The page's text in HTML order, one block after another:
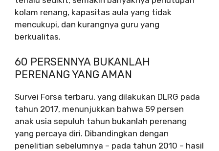
kolam renang, kapasitas aula yang tidak
mencukupi, dan kurangnya guru yang
berkualitas.
60 PERSENNYA BUKANLAH
PERENANG YANG AMAN
Survei Forsa terbaru, yang dilakukan DLRG pada
tahun 2017, menunjukkan bahwa 59 persen
anak usia sepuluh tahun bukanlah perenang
yang percaya diri. Dibandingkan dengan
penelitian sebelumnya – pada tahun 2010 – hasil